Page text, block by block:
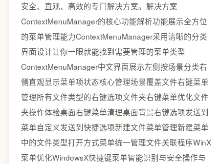
安全、直观、高效的专门解决方案。解决方案
ContextMenuManager的核心功能解析功能展示全方位
的菜单管理能力ContextMenuManager采用清晰的分类
界面设计让你一眼就能找到需要管理的菜单类型
ContextMenuManager中文界面展示左侧按场景分类右
侧直观显示菜单项状态核心管理场景覆盖文件右键菜单
管理所有文件类型的右键选项文件夹右键菜单优化文件
夹操作体验桌面右键菜单清理桌面背景右键选项发送到
菜单自定义发送到快捷选项新建文件菜单管理新建菜单
中的文件类型打开方式菜单统一管理文件关联程序WinX
菜单优化WindowsX快捷键菜单智能识别与安全操作与